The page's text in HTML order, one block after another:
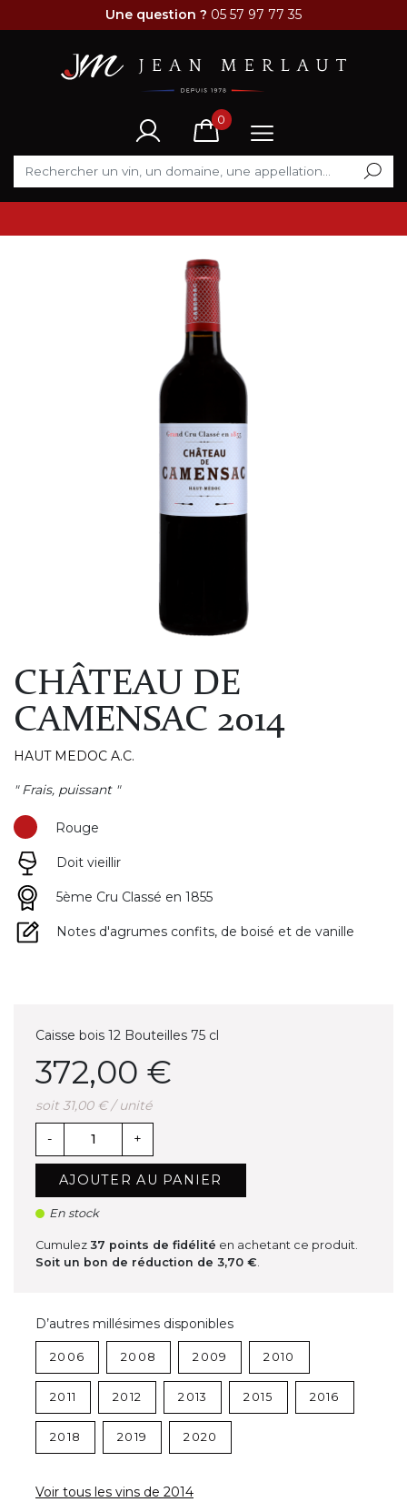
Une question ? 05 57 97 77 35
0
VENTE FLASH DU MOMENT
CHÂTEAU DE
CAMENSAC 2014
HAUT MEDOC A.C.
" Frais, puissant "
Rouge
Doit vieillir
5ème Cru Classé en 1855
Notes d'agrumes confits, de boisé et de vanille
Caisse bois 12 Bouteilles 75 cl
372,00 €
soit 31,00 € / unité
- +
AJOUTER AU PANIER
En stock
Cumulez 37 points de fidélité en achetant ce produit.
Soit un bon de réduction de 3,70 €.
D’autres millésimes disponibles
2006 2008 2009 2010
2011 2012 2013 2015 2016
2018 2019 2020
Voir tous les vins de 2014